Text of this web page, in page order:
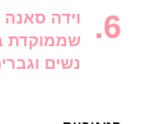
וידה
שממוקדת
נשים